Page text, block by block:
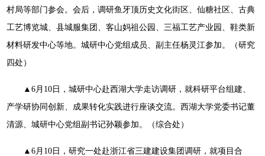
村局等部门参会。会后，调研鱼牙顶历史文化街区、仙糖社区、古典
工艺博览城、县城服集团、客山妈祖公园、三福工艺产业园、鞋类新
材料研发中心等地。城研中心党组成员、副主任杨灵江参加。（研究
四处）
▲6月10日，城研中心赴西湖大学走访调研，就科研平台组建、
产学研协同创新、成果转化实践进行座谈交流。西湖大学党委书记董
清源、城研中心党组副书记孙颖参加。（综合处）
▲6月10日，研究一处赴浙江省三建建设集团调研，就项目合